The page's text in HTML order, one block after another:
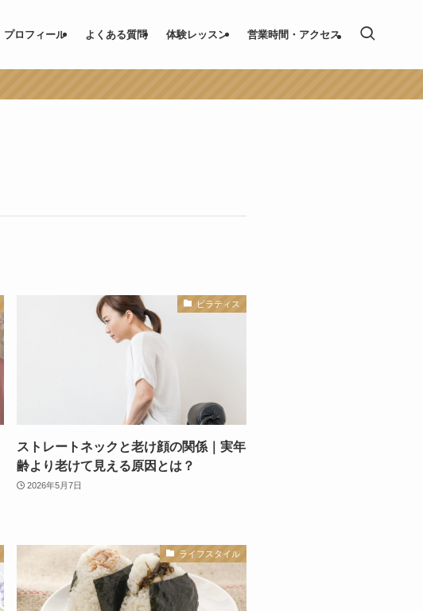
プロフィール よくある質問 体験レッスン 営業時間・アクセス
ピラティス
ストレートネックと老け顔の関係｜実年
齢より老けて見える原因とは？
2026年5月7日
ライフスタイル